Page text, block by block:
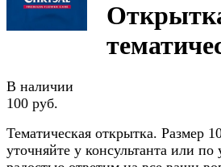
В наличии
100 руб.
Тематическая открытка. Размер
уточняйте у консультанта или